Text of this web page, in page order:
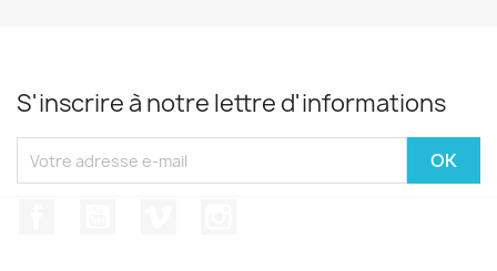
S'inscrire à notre lettre d'informations